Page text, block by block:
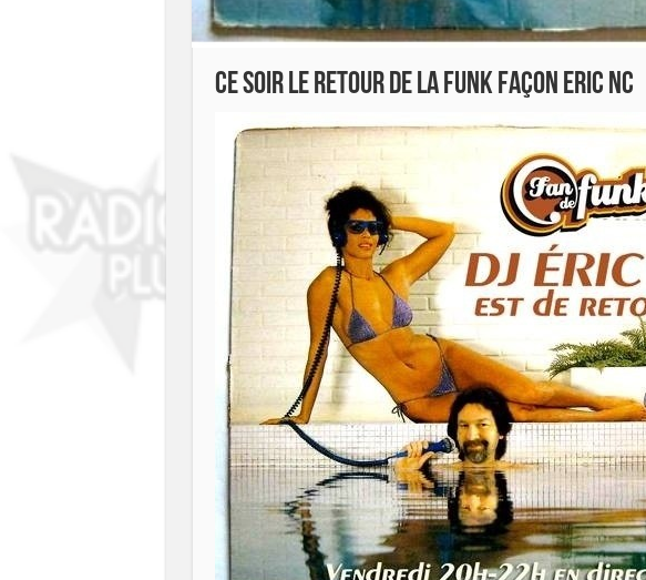
Ce soir le retour de la funk façon Eric NC